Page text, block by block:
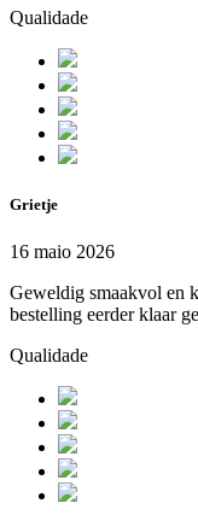
Qualidade
Grietje
16 maio 2026
Geweldig smaakvol en
bestelling eerder klaar
Qualidade